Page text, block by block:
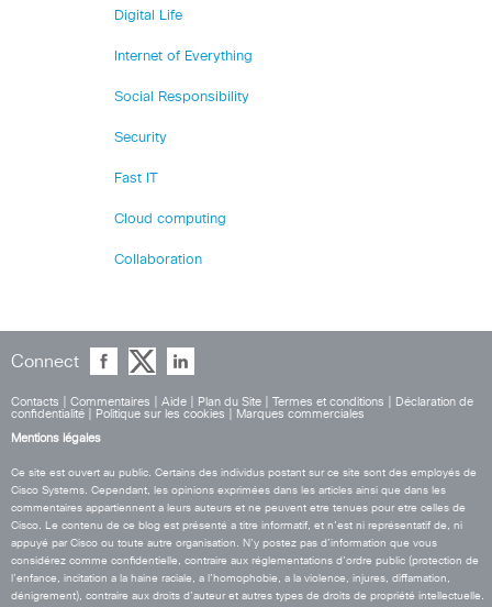
Digital Life
Internet of Everything
Social Responsibility
Security
Fast IT
Cloud computing
Collaboration
Connect
Contacts Commentaires Aide Plan du Site Termes et conditions
Déclaration de
confidentialité
Politique sur les cookies
Marques commerciales
Mentions légales
Ce site est ouvert au public. Certains des individus postant sur ce site sont des employés de
Cisco Systems. Cependant, les opinions exprimées dans les articles ainsi que dans les
commentaires appartiennent a leurs auteurs et ne peuvent etre tenues pour etre celles de
Cisco. Le contenu de ce blog est présenté a titre informatif, et n’est ni représentatif de, ni
appuyé par Cisco ou toute autre organisation. N’y postez pas d’information que vous
considérez comme confidentielle, contraire aux réglementations d’ordre public (protection de
l’enfance, incitation a la haine raciale, a l’homophobie, a la violence, injures, diffamation,
dénigrement), contraire aux droits d’auteur et autres types de droits de propriété intellectuelle.